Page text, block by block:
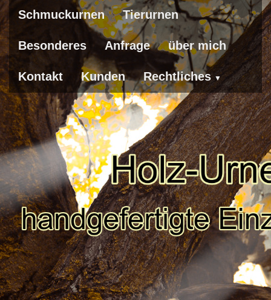
Schmuckurnen Tierurnen
Besonderes Anfrage über mich
Kontakt Kunden Rechtliches